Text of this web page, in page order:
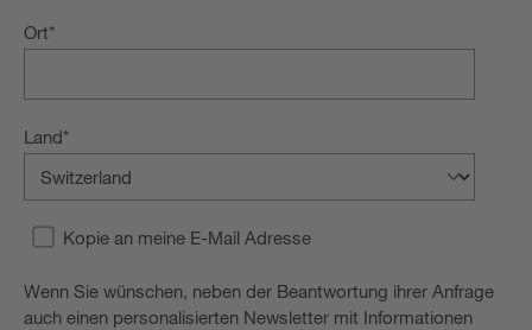
Ort*
Land*
Kopie an meine E-Mail Adresse
Wenn Sie wünschen, neben der Beantwortung ihrer Anfrage
auch einen personalisierten Newsletter mit Informationen